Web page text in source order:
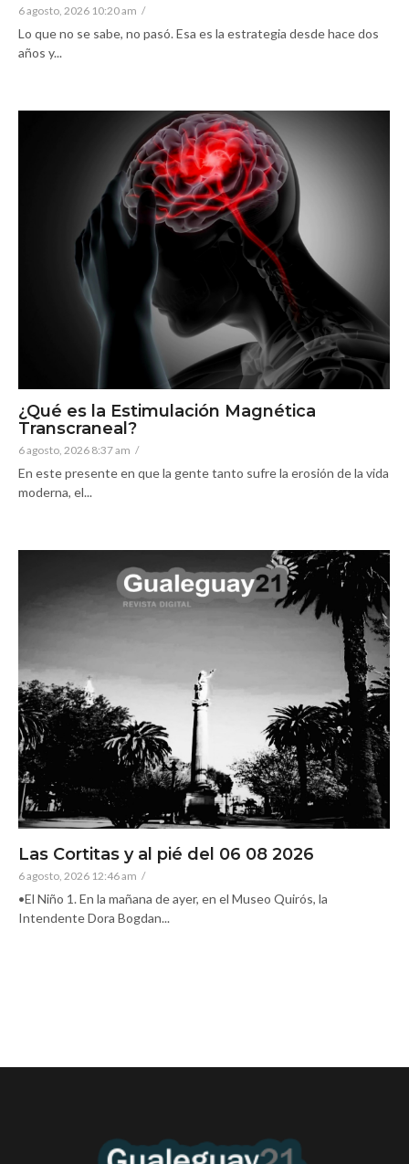
6 agosto, 2026 10:20 am /
Lo que no se sabe, no pasó. Esa es la estrategia desde hace dos
años y...
¿Qué es la Estimulación Magnética
Transcraneal?
6 agosto, 2026 8:37 am /
En este presente en que la gente tanto sufre la erosión de la vida
moderna, el...
Las Cortitas y al pié del 06 08 2026
6 agosto, 2026 12:46 am /
•El Niño 1. En la mañana de ayer, en el Museo Quirós, la
Intendente Dora Bogdan...